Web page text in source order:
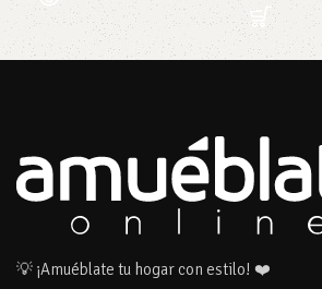
💡 ¡Amuéblate tu hogar con estilo! ❤️